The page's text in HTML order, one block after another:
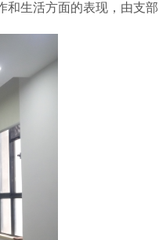
和生活方面的表现，由支部